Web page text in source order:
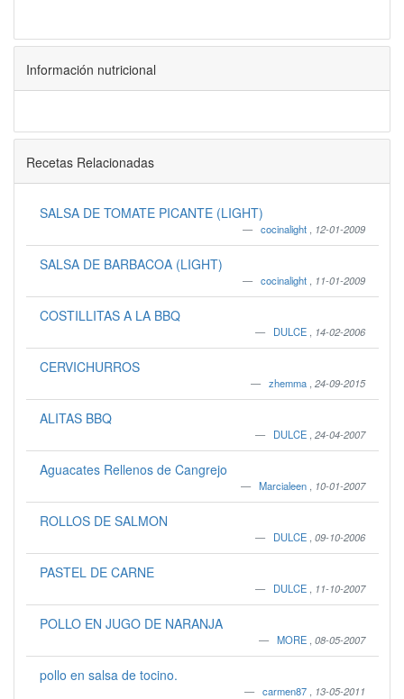
Información nutricional
Recetas Relacionadas
SALSA DE TOMATE PICANTE (LIGHT)
cocinalight 12-01-2009
SALSA DE BARBACOA (LIGHT)
cocinalight 11-01-2009
COSTILLITAS A LA BBQ
DULCE 14-02-2006
CERVICHURROS
zhemma 24-09-2015
ALITAS BBQ
DULCE 24-04-2007
Aguacates Rellenos de Cangrejo
Marcialeen 10-01-2007
ROLLOS DE SALMON
DULCE 09-10-2006
PASTEL DE CARNE
DULCE 11-10-2007
POLLO EN JUGO DE NARANJA
MORE 08-05-2007
pollo en salsa de tocino.
carmen87 13-05-2011